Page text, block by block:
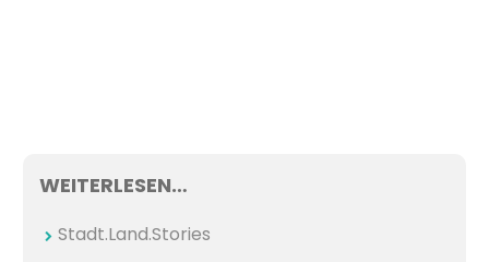
WEITERLESEN…
Stadt.Land.Stories